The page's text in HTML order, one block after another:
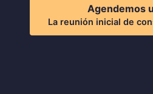
Agendemos
La reunión inicial de